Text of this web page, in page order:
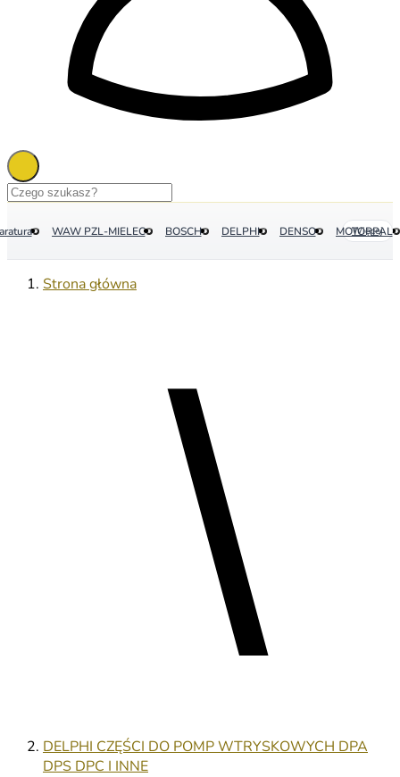
WAW PZL-MIELEC BOSCH DELPHI DENSO MOTORPAL
Więcej
Strona główna
DELPHI CZĘŚCI DO POMP WTRYSKOWYCH DPA
DPS DPC I INNE